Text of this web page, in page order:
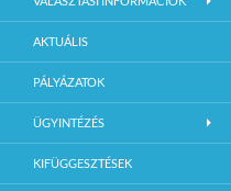
AKTUÁLIS
PÁLYÁZATOK
ÜGYINTÉZÉS
KIFÜGGESZTÉSEK